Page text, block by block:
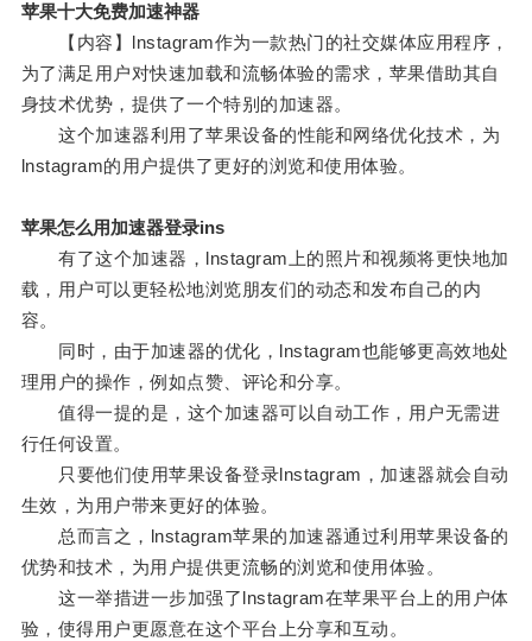
苹果十大免费加速神器
【内容】lnstagram作为一款热门的社交媒体应用程序，
为了满足用户对快速加载和流畅体验的需求，苹果借助其自
身技术优势，提供了一个特别的加速器。
这个加速器利用了苹果设备的性能和网络优化技术，为
lnstagram的用户提供了更好的浏览和使用体验。
苹果怎么用加速器登录ins
有了这个加速器，lnstagram上的照片和视频将更快地加
载，用户可以更轻松地浏览朋友们的动态和发布自己的内
容。
同时，由于加速器的优化，lnstagram也能够更高效地处
理用户的操作，例如点赞、评论和分享。
值得一提的是，这个加速器可以自动工作，用户无需进
行任何设置。
只要他们使用苹果设备登录lnstagram，加速器就会自动
生效，为用户带来更好的体验。
总而言之，lnstagram苹果的加速器通过利用苹果设备的
优势和技术，为用户提供更流畅的浏览和使用体验。
这一举措进一步加强了lnstagram在苹果平台上的用户体
验，使得用户更愿意在这个平台上分享和互动。